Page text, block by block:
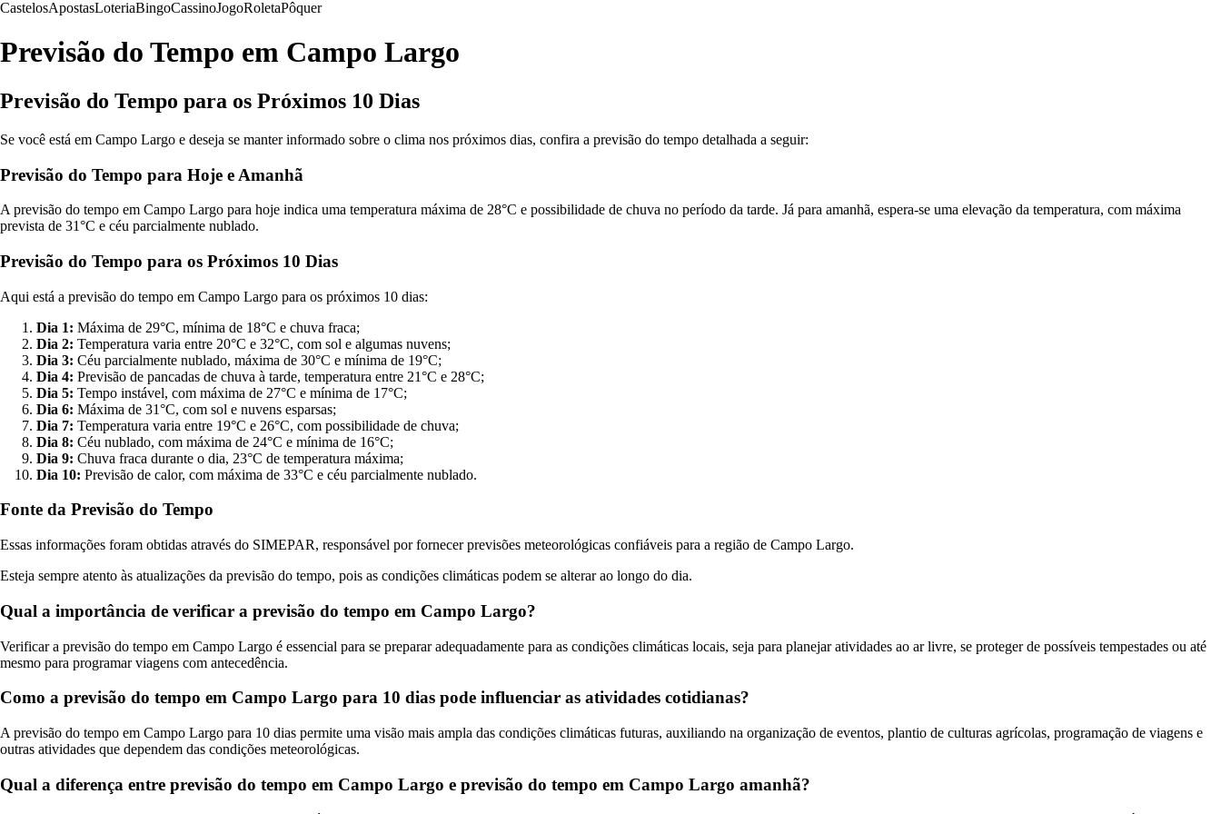
CastelosApostasLoteriaBingoCassinoJogoRoletaPôquer
Previsão do Tempo em Campo Largo
Previsão do Tempo para os Próximos 10 Dias
Se você está em Campo Largo e deseja se manter informado sobre o clima nos próximos dias, confira a previsão do tempo detalhada a seguir:
Previsão do Tempo para Hoje e Amanhã
A previsão do tempo em Campo Largo para hoje indica uma temperatura máxima de 28°C e possibilidade de chuva no período da tarde. Já para amanhã, espera-se uma elevação da temperatura, com máxima
prevista de 31°C e céu parcialmente nublado.
Previsão do Tempo para os Próximos 10 Dias
Aqui está a previsão do tempo em Campo Largo para os próximos 10 dias:
Dia 1: Máxima de 29°C, mínima de 18°C e chuva fraca;
Dia 2: Temperatura varia entre 20°C e 32°C, com sol e algumas nuvens;
Dia 3: Céu parcialmente nublado, máxima de 30°C e mínima de 19°C;
Dia 4: Previsão de pancadas de chuva à tarde, temperatura entre 21°C e 28°C;
Dia 5: Tempo instável, com máxima de 27°C e mínima de 17°C;
Dia 6: Máxima de 31°C, com sol e nuvens esparsas;
Dia 7: Temperatura varia entre 19°C e 26°C, com possibilidade de chuva;
Dia 8: Céu nublado, com máxima de 24°C e mínima de 16°C;
Dia 9: Chuva fraca durante o dia, 23°C de temperatura máxima;
Dia 10: Previsão de calor, com máxima de 33°C e céu parcialmente nublado.
Fonte da Previsão do Tempo
Essas informações foram obtidas através do SIMEPAR, responsável por fornecer previsões meteorológicas confiáveis para a região de Campo Largo.
Esteja sempre atento às atualizações da previsão do tempo, pois as condições climáticas podem se alterar ao longo do dia.
Qual a importância de verificar a previsão do tempo em Campo Largo?
Verificar a previsão do tempo em Campo Largo é essencial para se preparar adequadamente para as condições climáticas locais, seja para planejar atividades ao ar livre, se proteger de possíveis tempestades ou até
mesmo para programar viagens com antecedência.
Como a previsão do tempo em Campo Largo para 10 dias pode influenciar as atividades cotidianas?
A previsão do tempo em Campo Largo para 10 dias permite uma visão mais ampla das condições climáticas futuras, auxiliando na organização de eventos, plantio de culturas agrícolas, programação de viagens e
outras atividades que dependem das condições meteorológicas.
Qual a diferença entre previsão do tempo em Campo Largo e previsão do tempo em Campo Largo amanhã?